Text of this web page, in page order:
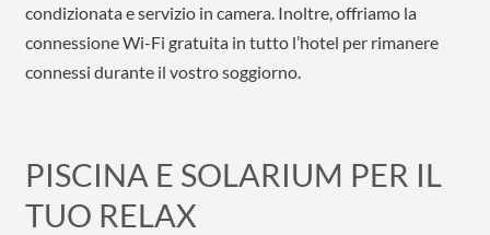
condizionata e servizio in camera. Inoltre, offriamo la
connessione Wi-Fi gratuita in tutto l’hotel per rimanere
connessi durante il vostro soggiorno.
PISCINA E SOLARIUM PER IL
TUO RELAX